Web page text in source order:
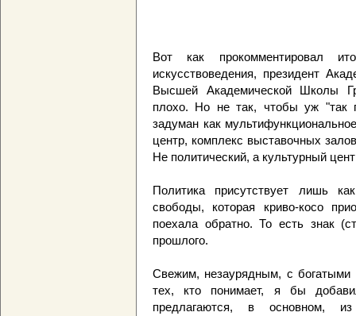
Вот как прокомментировал
искусствоведения, президент
Высшей Академической Школы
плохо. Но не так, чтобы уж "так
задуман как
центр, комплекс выставочных
Не политический, а культурный
Политика присутствует лишь
свободы, которая криво-косо
поехала обратно. То есть знак
прошлого.
Свежим, незаурядным, с богатыми
тех, кто понимает, я бы
предлагаются, в основном,